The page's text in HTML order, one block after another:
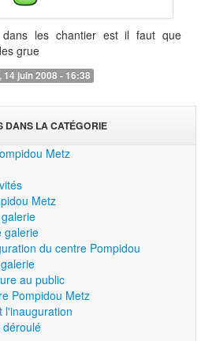
dans les chantier est il faut que
grue
14 juin 2008 - 16:38
DANS LA CATÉGORIE
Metz
Metz
galerie
du centre Pompidou
au public
Pompidou Metz
l'inauguration